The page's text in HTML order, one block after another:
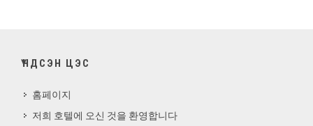
ҮНДСЭН ЦЭС
홈페이지
저희 호텔에 오신 것을 환영합니다